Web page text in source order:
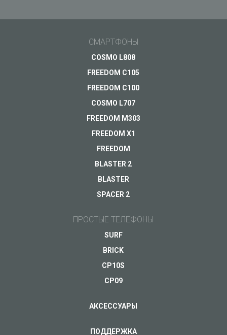
СМАРТФОНЫ
COSMO L808
FREEDOM C105
FREEDOM C100
COSMO L707
FREEDOM M303
FREEDOM X1
FREEDOM
BLASTER 2
BLASTER
SPACER 2
ПРОСТЫЕ ТЕЛЕФОНЫ
SURF
BRICK
CP10S
CP09
АКСЕССУАРЫ
ПОДДЕРЖКА